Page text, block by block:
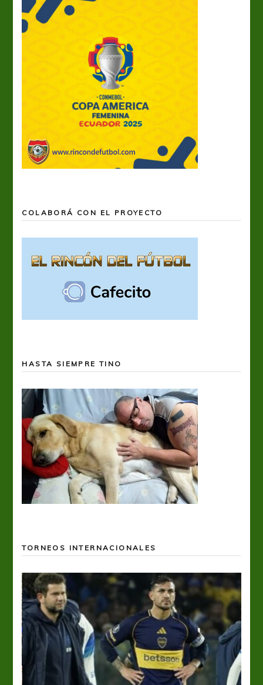
COLABORÁ CON EL PROYECTO
HASTA SIEMPRE TINO
TORNEOS INTERNACIONALES